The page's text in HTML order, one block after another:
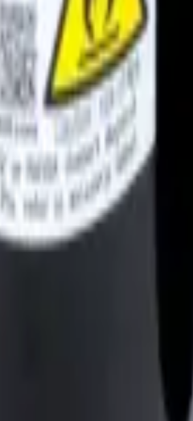
sistemas de aire
un consumo de energía
Compresor para aire
del modelo del aire